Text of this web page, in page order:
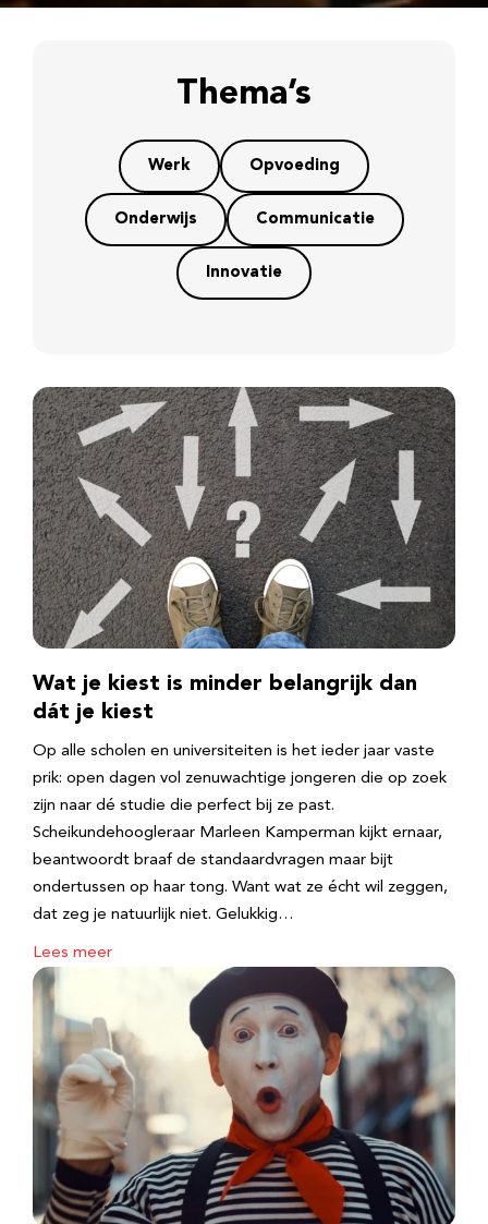
Thema’s
Werk Opvoeding
Onderwijs Communicatie
Innovatie
Wat je kiest is minder belangrijk dan
dát je kiest
Op alle scholen en universiteiten is het ieder jaar vaste
prik: open dagen vol zenuwachtige jongeren die op zoek
zijn naar dé studie die perfect bij ze past.
Scheikundehoogleraar Marleen Kamperman kijkt ernaar,
beantwoordt braaf de standaardvragen maar bijt
ondertussen op haar tong. Want wat ze écht wil zeggen,
dat zeg je natuurlijk niet. Gelukkig…
Lees meer